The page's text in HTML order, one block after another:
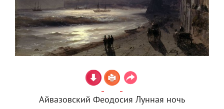
Айвазовский Феодосия Лунная ночь